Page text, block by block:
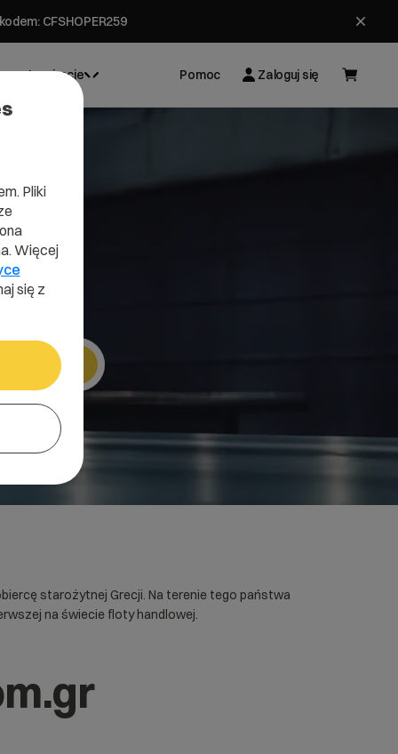
CFSHOPER259
Inspiracje Pomoc Zaloguj się
starożytnej Grecji. Na terenie tego państwa
na świecie floty handlowej.
Pliki
Więcej
się z